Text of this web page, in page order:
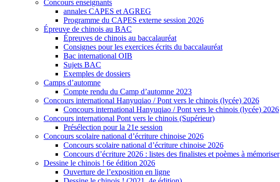
Concours enseignants
annales CAPES et AGREG
Programme du CAPES externe session 2026
Épreuve de chinois au BAC
Épreuves de chinois au baccalauréat
Consignes pour les exercices écrits du baccalauréat
Bac international OIB
Sujets BAC
Exemples de dossiers
Camps d’automne
Compte rendu du Camp d’automne 2023
Concours international Hanyuqiao / Pont vers le chinois (lycée) 2026
Concours international Hanyuqiao / Pont vers le chinois (lycée) 2026
Concours international Pont vers le chinois (Supérieur)
Présélection pour la 21e session
Concours scolaire national d’écriture chinoise 2026
Concours scolaire national d’écriture chinoise 2026
Concours d’écriture 2026 : listes des finalistes et poèmes à mémoriser
Dessine le chinois ! 6e édition 2026
Ouverture de l’exposition en ligne